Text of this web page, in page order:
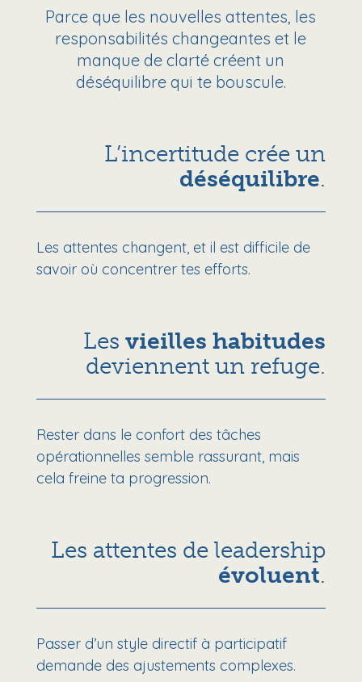
Parce que les nouvelles attentes, les
responsabilités changeantes et le
manque de clarté créent un
déséquilibre qui te bouscule.
L’incertitude crée un
déséquilibre.
Les attentes changent, et il est difficile de
savoir où concentrer tes efforts.
Lesvieilles habitudes
deviennent un refuge.
Rester dans le confort des tâches
opérationnelles semble rassurant, mais
cela freine ta progression.
Les attentes de leadership
évoluent.
Passer d’un style directif à participatif
demande des ajustements complexes.